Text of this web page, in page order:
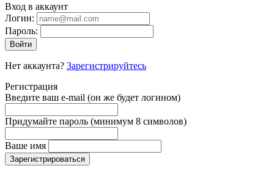
Вход в аккаунт
Логин:
Пароль:
Войти
Нет аккаунта? Зарегистрируйтесь
Регистрация
Введите ваш e-mail (он же будет логином)
Придумайте пароль (минимум 8 символов)
Ваше имя
Зарегистрироваться